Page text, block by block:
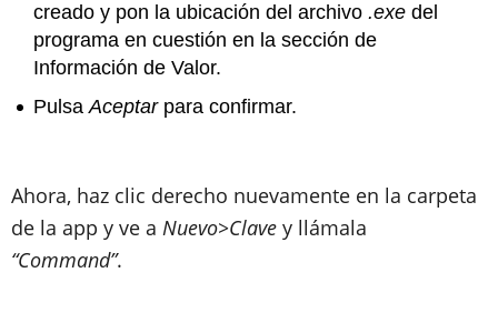
creado y pon la ubicación del archivo .exe del
programa en cuestión en la sección de
Información de Valor.
PulsaAceptar para confirmar.
Ahora, haz clic derecho nuevamente en la carpeta
de la app y ve a Nuevo>Clave y llámala
“Command”.